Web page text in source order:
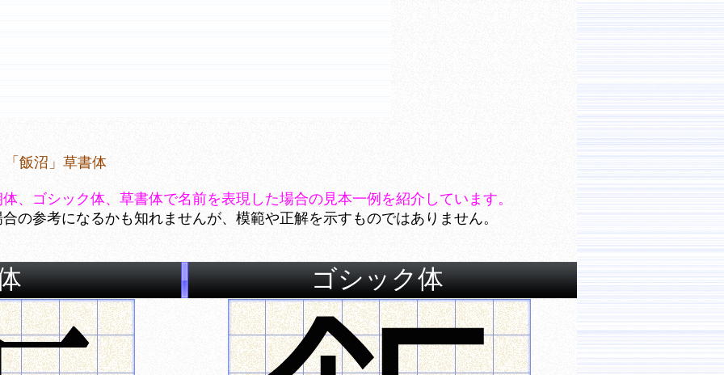
飯沼」草書体
、ゴシック体、草書体で名前を表現した場合の見本一例を紹介しています。
の参考になるかも知れませんが、模範や正解を示すものではありません。
ゴシック体